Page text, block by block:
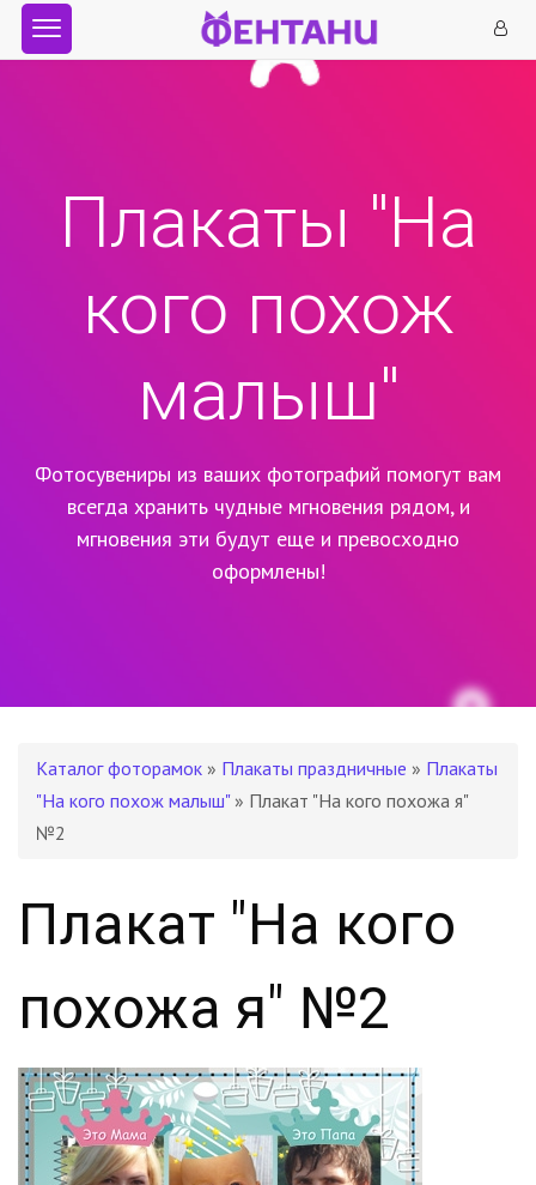
Плакаты "На
кого похож
малыш"
Фотосувениры из ваших фотографий помогут вам
всегда хранить чудные мгновения рядом, и
мгновения эти будут еще и превосходно
оформлены!
Каталог фоторамок » Плакаты праздничные » Плакаты
"На кого похож малыш"» Плакат "На кого похожа я"
№2
Плакат "На кого
похожа я" №2